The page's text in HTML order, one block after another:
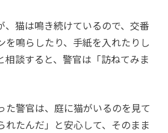
猫は鳴き続けているので、交番
を鳴らしたり、手紙を入れたりし
談すると、警官は「訪ねてみま
警官は、庭に猫がいるのを見て
れたんだ」と安心して、そのまま